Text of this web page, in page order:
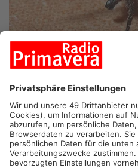
ASCHAFFENBURG/
Zeckensaison im
als üblich – und das hat
übertragen unter anderem die
Und die Zahl der gemeldeten
den Vorjahren deutlich